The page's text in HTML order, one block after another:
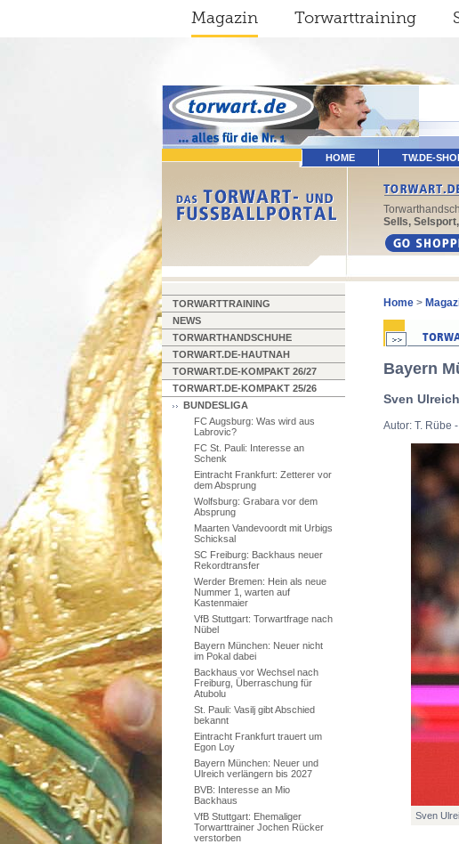
Magazin Torwarttraining
HOME TW.DE-
Sells,
TORWARTTRAINING
NEWS
TORWARTHANDSCHUHE
TORWART.DE-HAUTNAH
TORWART.DE-KOMPAKT 26/27
TORWART.DE-KOMPAKT 25/26
BUNDESLIGA
FC Augsburg: Was wird aus
Labrovic?
FC St. Pauli: Interesse an
Schenk
Eintracht Frankfurt: Zetterer vor
dem Absprung
Wolfsburg: Grabara vor dem
Absprung
Maarten Vandevoordt mit Urbigs
Schicksal
SC Freiburg: Backhaus neuer
Rekordtransfer
Werder Bremen: Hein als neue
Nummer 1, warten auf
Kastenmaier
VfB Stuttgart: Torwartfrage nach
Nübel
Bayern München: Neuer nicht
im Pokal dabei
Backhaus vor Wechsel nach
Freiburg, Überraschung für
Atubolu
St. Pauli: Vasilj gibt Abschied
bekannt
Eintracht Frankfurt trauert um
Egon Loy
Bayern München: Neuer und
Ulreich verlängern bis 2027
BVB: Interesse an Mio
Backhaus
VfB Stuttgart: Ehemaliger
Torwarttrainer Jochen Rücker
verstorben
Home >
Bayern
Sven
Autor: T. Rübe
Sven